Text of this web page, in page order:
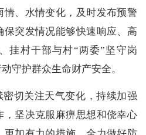
情、水情变化，及时发布预警
突发情况能够快速响应、高
挂村干部与村“两委”坚守岗
守护群众生命财产安全。
切关注天气变化，持续加强
，坚决克服麻痹思想和侥幸心